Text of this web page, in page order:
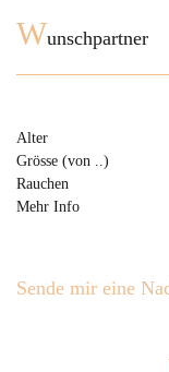
Wunschpartner
Alter
Grösse (von ..)
Rauchen
Mehr Info
Sende mir eine